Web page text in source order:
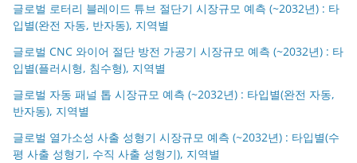
글로벌 로터리 블레이드 튜브 절단기 시장규모 예측 (~2032년) : 타
입별(완전 자동, 반자동), 지역별
글로벌 CNC 와이어 절단 방전 가공기 시장규모 예측 (~2032년) : 타
입별(플러시형, 침수형), 지역별
글로벌 자동 패널 톱 시장규모 예측 (~2032년) : 타입별(완전 자동,
반자동), 지역별
글로벌 열가소성 사출 성형기 시장규모 예측 (~2032년) : 타입별(수
평 사출 성형기, 수직 사출 성형기), 지역별